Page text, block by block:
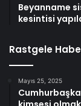
Beyanname
kesintisi
Rastgele
Mayıs 25, 2025